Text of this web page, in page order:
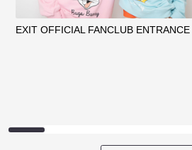
EXIT OFFICIAL FANCLUB ENTRANCE